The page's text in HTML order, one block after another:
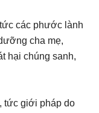
các phước lành
cha mẹ,
hại chúng sanh,
tức giới pháp do